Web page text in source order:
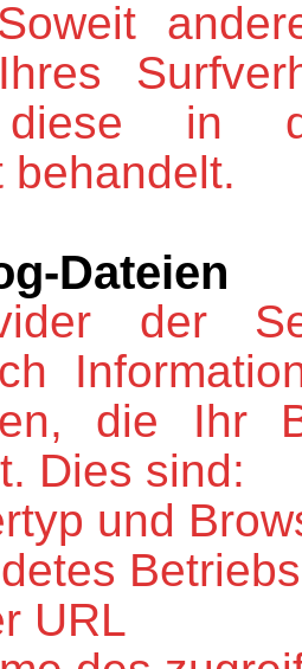
in
behandelt.
Dateien
der
die Ihr
Dies sind:
und
URL